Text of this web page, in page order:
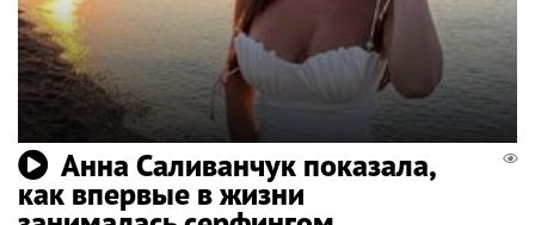
Анна Саливанчук показала,
как впервые в жизни